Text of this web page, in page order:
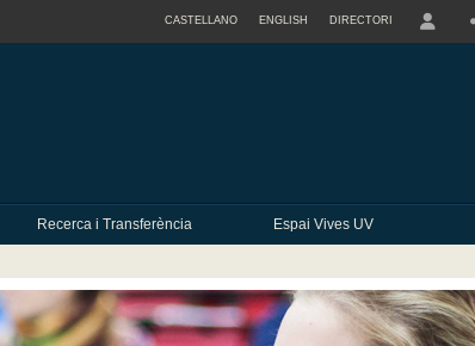
CASTELLANO ENGLISH DIRECTORI
Recerca i Transferència Espai Vives UV